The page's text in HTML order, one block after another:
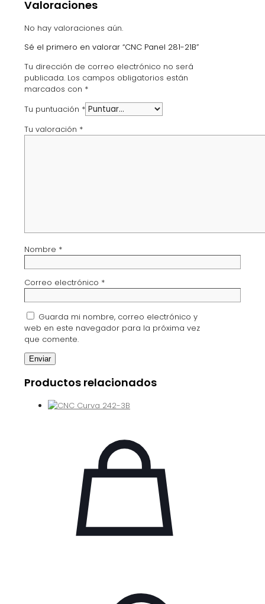
Valoraciones
No hay valoraciones aún.
Sé el primero en valorar “CNC Panel 281-21B”
Tu dirección de correo electrónico no será
publicada. Los campos obligatorios están
marcados con *
Tu puntuación *
Tu valoración *
Nombre *
Correo electrónico *
Guarda mi nombre, correo electrónico y
web en este navegador para la próxima vez
que comente.
Productos relacionados